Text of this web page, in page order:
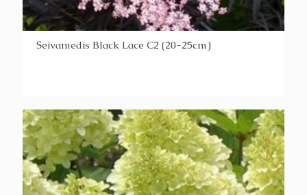
Šeivamedis Black Lace C2 (20-25cm)